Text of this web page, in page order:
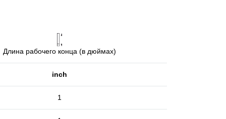
Длина рабочего конца (в дюймах)
inch
1